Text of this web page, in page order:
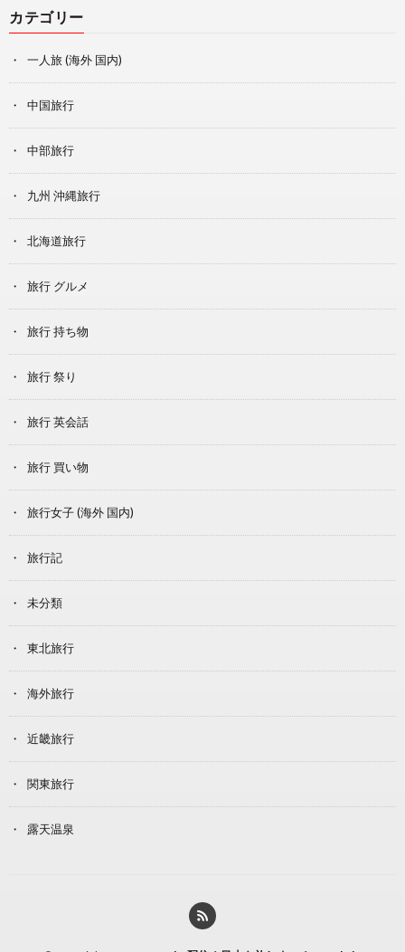
カテゴリー
一人旅 (海外 国内)
中国旅行
中部旅行
九州 沖縄旅行
北海道旅行
旅行 グルメ
旅行 持ち物
旅行 祭り
旅行 英会話
旅行 買い物
旅行女子 (海外 国内)
旅行記
未分類
東北旅行
海外旅行
近畿旅行
関東旅行
露天温泉